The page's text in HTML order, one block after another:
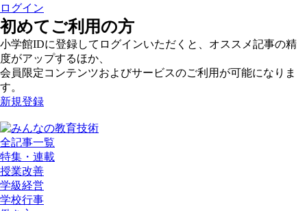
ログイン
初めてご利用の方
小学館IDに登録してログインいただくと、オススメ記事の精
度がアップするほか、
会員限定コンテンツおよびサービスのご利用が可能になりま
す。
新規登録
全記事一覧
特集・連載
授業改善
学級経営
学校行事